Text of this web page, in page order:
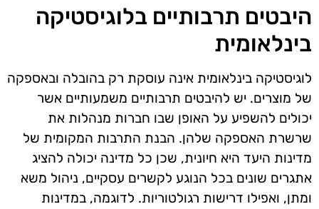
היבטים תרבותיים בלוגיסטיקה
בינלאומית
לוגיסטיקה בינלאומית אינה עוסקת רק בהובלה ובאספקה
של מוצרים. יש להיבטים תרבותיים משמעותיים אשר
יכולים להשפיע על האופן שבו חברות מנהלות את
שרשרת האספקה שלהן. הבנת התרבות המקומית של
מדינות היעד היא חיונית, שכן כל מדינה יכולה להציג
אתגרים שונים בכל הנוגע לקשרים עסקיים, ניהול משא
ומתן, ואפילו דרישות רגולטוריות. לדוגמה, במדינות